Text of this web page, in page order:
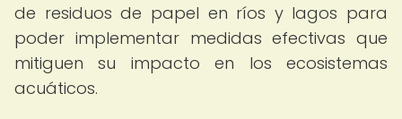
de residuos de papel en ríos y lagos para
poder implementar medidas efectivas que
mitiguen su impacto en los ecosistemas
acuáticos.